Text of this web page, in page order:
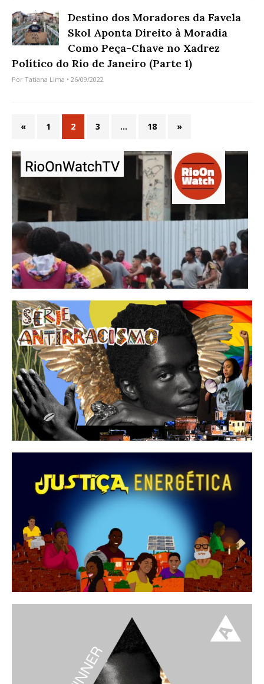
Destino dos Moradores da Favela
Skol Aponta Direito à Moradia
Como Peça-Chave no Xadrez
Político do Rio de Janeiro (Parte 1)
Por Tatiana Lima • 26/09/2022
« 1 2 3 … 18 »